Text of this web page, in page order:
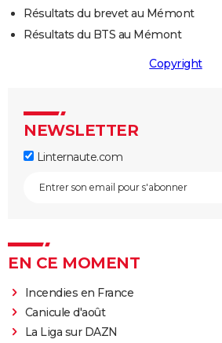
Résultats du brevet au Mémont
Résultats du BTS au Mémont
Copyright
NEWSLETTER
Linternaute.com
EN CE MOMENT
Incendies en France
Canicule d'août
La Liga sur DAZN